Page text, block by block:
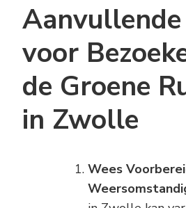
voor
de Groene
in Zwolle
Wees